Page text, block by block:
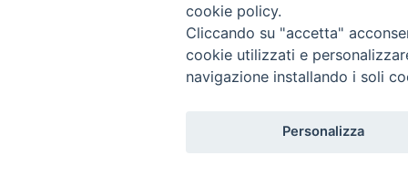
Copyright © 2019 - Tutti i diritti riservati - Vita
cookie policy.
Cliccando su "accetta"
cookie utilizzati e
navigazione installando i soli
Personalizza